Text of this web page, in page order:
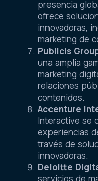
presencia
ofrece
innovadoras,
marketing de
Publicis
una amplia
marketing
relaciones
contenidos.
Accenture
Interactive se
experiencias
través de
innovadoras.
Deloitte